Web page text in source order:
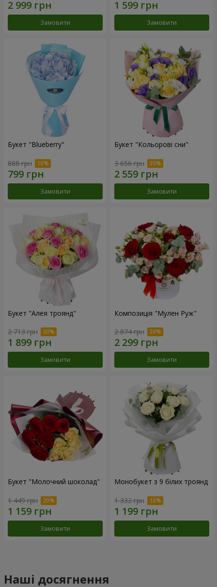
Замовити Замовити
Букет "Blueberry"
888 грн
Замовити
Букет "Кольорові сни"
3 656 грн
Замовити
Букет "Алея троянд"
2 713 грн
Замовити
Композиція "Мулен Руж"
2 874 грн
Замовити
Букет "Молочний шоколад"
1 449 грн
Замовити
Монобукет з 9 білих троянд
1 332 грн
Замовити
Наші досягнення